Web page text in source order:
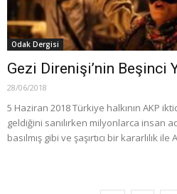
Odak Dergisi
Gezi Direnişi’nin Beşinci
28/06/2018
5 Haziran 2018 Türkiye halkının AKP
geldiğini sanılırken milyonlarca insan
basılmış gibi ve şaşırtıcı bir kararlılık ile